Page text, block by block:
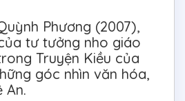
Phương (2007),
tư tưởng nho giáo
Truyện Kiều của
góc nhìn văn hóa,
An.